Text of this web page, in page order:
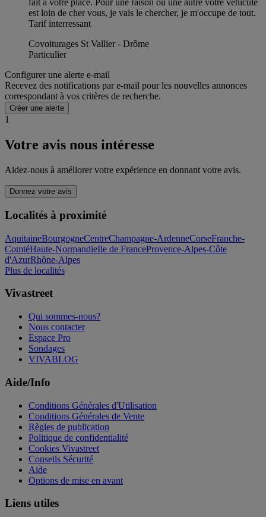
fait a votre place. Pour une raison ou une autre votre vehicule
est loin de cher vous, je vais le chercher, je m'occupe de tout.
Tarif interressant
Covoiturages St Vallier - Drôme
Particulier
Configurer une alerte e-mail
Recevez des notifications par e-mail pour les nouvelles annonces
correspondant à vos critères de recherche.
Créer une alerte
1
Votre avis nous intéresse
Aidez-nous à améliorer votre expérience en donnant votre avis.
Donnez votre avis
Localités à proximité
AquitaineBourgogneCentreChampagne-ArdenneCorseFranche-
ComtéHaute-NormandieIle de FranceProvence-Alpes-Côte
d'AzurRhône-Alpes
Plus de localités
Vivastreet
Qui sommes-nous?
Nous contacter
Espace Pro
Sondages
VIVABLOG
Aide/Info
Conditions Générales d'Utilisation
Conditions Générales de Vente
Règles de publication
Politique de confidentialité
Cookies Vivastreet
Conseils Sécurité
Aide
Options de mise en avant
Liens utiles